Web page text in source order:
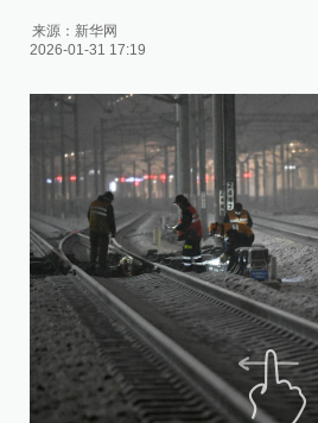
来源： 新华网
2026-01-31 17:19